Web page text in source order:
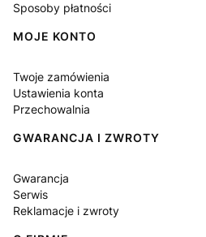
Sposoby płatności
MOJE KONTO
Twoje zamówienia
Ustawienia konta
Przechowalnia
GWARANCJA I ZWROTY
Gwarancja
Serwis
Reklamacje i zwroty